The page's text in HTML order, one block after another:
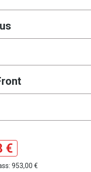
Farbe Korpus
auswählen
Farbe der Front
€
953,00 €